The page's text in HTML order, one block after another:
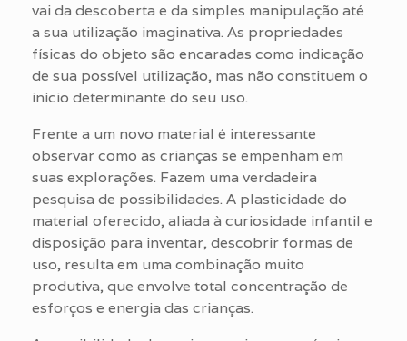
vai da descoberta e da simples manipulação até
a sua utilização imaginativa. As propriedades
físicas do objeto são encaradas como indicação
de sua possível utilização, mas não constituem o
início determinante do seu uso.
Frente a um novo material é interessante
observar como as crianças se empenham em
suas explorações. Fazem uma verdadeira
pesquisa de possibilidades. A plasticidade do
material oferecido, aliada à curiosidade infantil e
disposição para inventar, descobrir formas de
uso, resulta em uma combinação muito
produtiva, que envolve total concentração de
esforços e energia das crianças.